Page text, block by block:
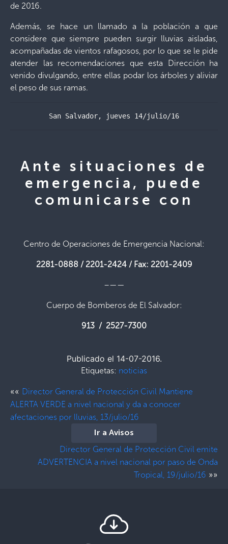
de 2016.
Además, se hace un llamado a la población a que
considere que siempre pueden surgir lluvias aisladas,
acompañadas de vientos rafagosos, por lo que se le pide
atender las recomendaciones que esta Dirección ha
venido divulgando, entre ellas podar los árboles y aliviar
el peso de sus ramas.
San Salvador, jueves 14/julio/16
Ante situaciones de
emergencia, puede
comunicarse con
Centro de Operaciones de Emergencia Nacional:
2281-0888 / 2201-2424 / Fax: 2201-2409
–——
Cuerpo de Bomberos de El Salvador:
913 / 2527-7300
Publicado el 14-07-2016.
Etiquetas: noticias
«« Director General de Protección Civil Mantiene
ALERTA VERDE a nivel nacional y da a conocer
afectaciones por lluvias, 13/julio/16
Ir a Avisos
Director General de Protección Civil emite
ADVERTENCIA a nivel nacional por paso de Onda
Tropical, 19/julio/16 »»